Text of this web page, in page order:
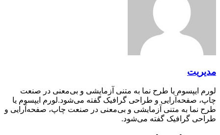
مدیریت
لورم ایپسوم یا طرح‌ نما به متنی آزمایشی و بی‌معنی در صنعت
چاپ، صفحه‌آرایی و طراحی گرافیک گفته می‌شود.لورم ایپسوم یا
طرح‌ نما به متنی آزمایشی و بی‌معنی در صنعت چاپ، صفحه‌آرایی و
طراحی گرافیک گفته می‌شود.